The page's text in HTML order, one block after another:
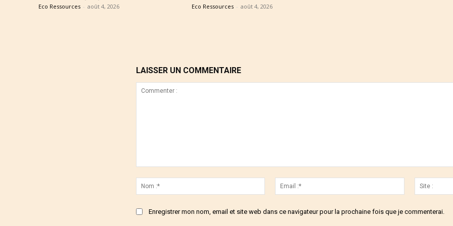
Eco Ressources - août 4, 2026 Eco Ressources - août 4, 2026
LAISSER UN COMMENTAIRE
:*
Email
:*
Enregistrer mon nom, email et site web dans ce navigateur pour la prochaine fois que je commenterai.